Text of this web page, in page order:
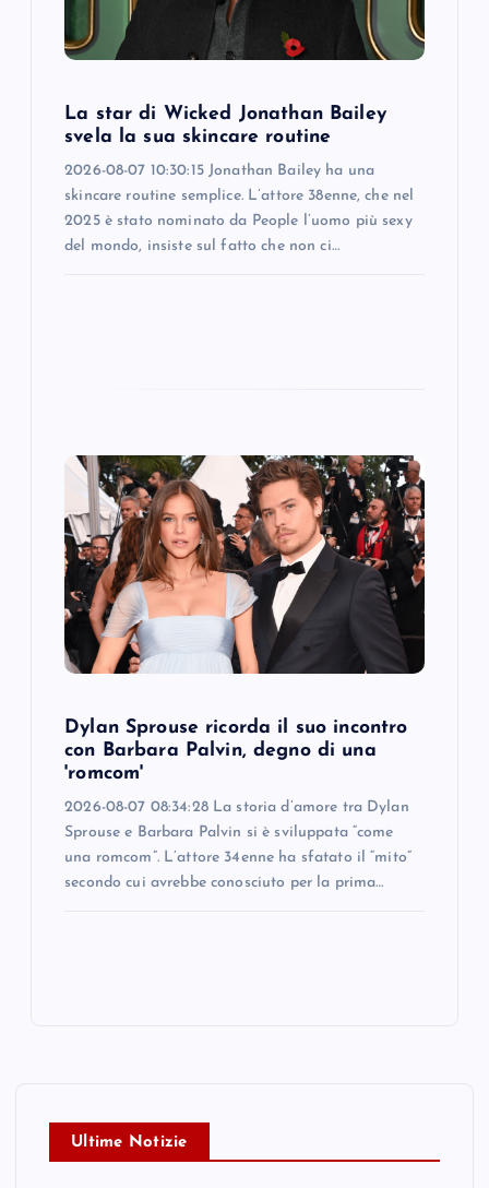
La star di Wicked Jonathan Bailey
svela la sua skincare routine
2026-08-07 10:30:15 Jonathan Bailey ha una
skincare routine semplice. L’attore 38enne, che nel
2025 è stato nominato da People l’uomo più sexy
del mondo, insiste sul fatto che non ci…
Dylan Sprouse ricorda il suo incontro
con Barbara Palvin, degno di una
'romcom'
2026-08-07 08:34:28 La storia d’amore tra Dylan
Sprouse e Barbara Palvin si è sviluppata “come
una romcom”. L’attore 34enne ha sfatato il “mito”
secondo cui avrebbe conosciuto per la prima…
Ultime Notizie